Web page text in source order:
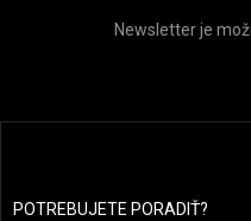
Newsletter je
POTREBUJETE PORADIŤ?